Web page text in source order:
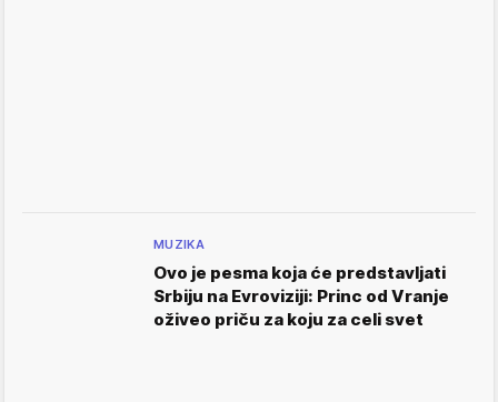
MUZIKA
Ovo je pesma koja će predstavljati
Srbiju na Evroviziji: Princ od Vranje
oživeo priču za koju za celi svet